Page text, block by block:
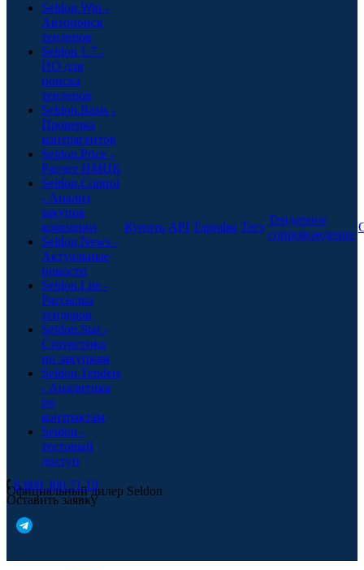
Seldon.Win -
Автопоиск
тендеров
Seldon 1.7 -
ПО для
поиска
тендеров
Seldon.Basis -
Проверка
контрагентов
Seldon.Price -
Расчет НМЦК
Seldon.Control
- Анализ
закупок
компании
Seldon.News -
Актуальные
новости
Seldon.Lite -
Рассылка
тендеров
Seldon.Stat -
Статистика
по закупкам
Seldon.Tenders
- Аналитика
по
контрактам
Seldon -
тестовый
доступ
Купить API Тарифы Тест
Тендерное
сопровождение
Официальный дилер Seldon
8 800 300 71 19
Оставить заявку